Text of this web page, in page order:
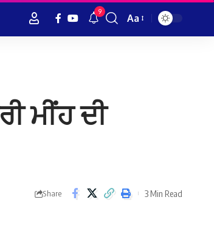
9
Font
Aa
ਮੀਂਹ ਦੀ
Share 3 Min Read